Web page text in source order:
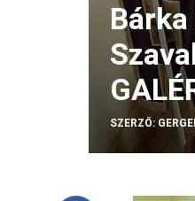
SZERZŐ: